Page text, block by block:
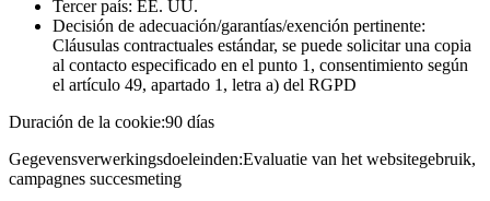
Tercer país: EE. UU.
Decisión de adecuación/garantías/exención pertinente:
Cláusulas contractuales estándar, se puede solicitar una copia
al contacto especificado en el punto 1, consentimiento según
el artículo 49, apartado 1, letra a) del RGPD
Duración de la cookie:90 días
Gegevensverwerkingsdoeleinden:Evaluatie van het websitegebruik,
campagnes succesmeting